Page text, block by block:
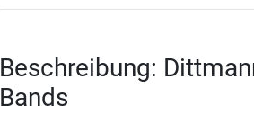
Beschreibung:
Bands